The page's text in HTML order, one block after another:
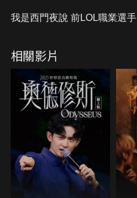
我是西門夜說 前LOL職業選手
相關影片